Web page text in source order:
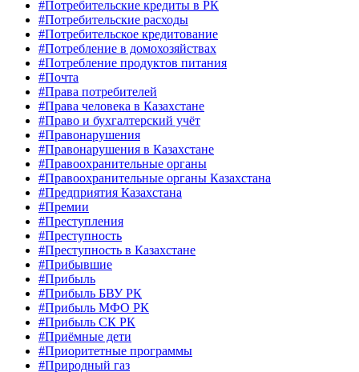
#Потребительские кредиты в РК
#Потребительские расходы
#Потребительское кредитование
#Потребление в домохозяйствах
#Потребление продуктов питания
#Почта
#Права потребителей
#Права человека в Казахстане
#Право и бухгалтерский учёт
#Правонарушения
#Правонарушения в Казахстане
#Правоохранительные органы
#Правоохранительные органы Казахстана
#Предприятия Казахстана
#Премии
#Преступления
#Преступность
#Преступность в Казахстане
#Прибывшие
#Прибыль
#Прибыль БВУ РК
#Прибыль МФО РК
#Прибыль СК РК
#Приёмные дети
#Приоритетные программы
#Природный газ